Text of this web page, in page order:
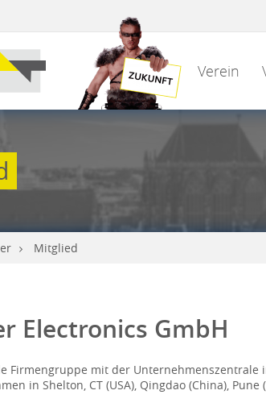
Verein
Mitglied
Electronics GmbH
Firmengruppe mit der Unternehmenszentrale
in Shelton, CT (USA), Qingdao (China),